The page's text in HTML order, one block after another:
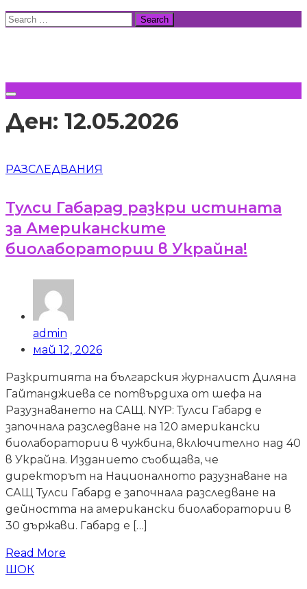
Skip
Search
Ден: 12.05.2026
РАЗСЛЕДВАНИЯ
Тулси Габарад разкри истината
за Американските
биолаборатории в Украйна!
admin
май 12, 2026
Разкритията на българския журналист Диляна
Гайтанджиева се потвърдиха от шефа на
Разузнаването на САЩ. NYP: Тулси Габард е
започнала разследване на 120 американски
биолаборатории в чужбина, включително над 40
в Украйна. Изданието съобщава, че
директорът на Националното разузнаване на
САЩ Тулси Габард е започнала разследване на
дейността на американски биолаборатории в
30 държави. Габард е […]
Read More
ШОК